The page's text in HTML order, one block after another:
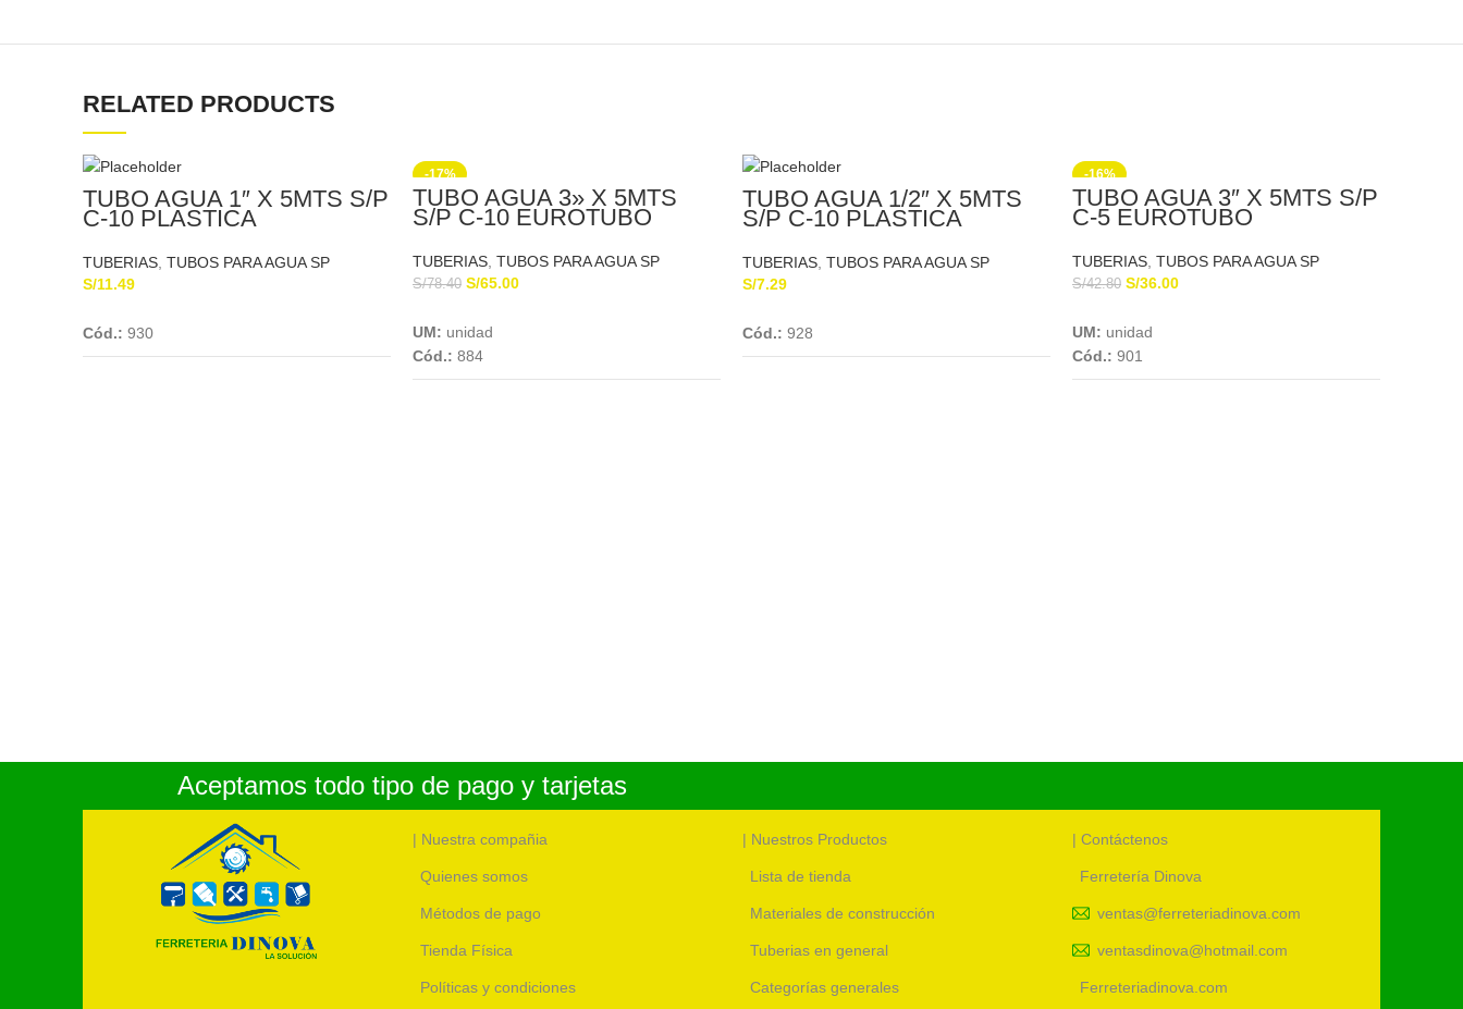
RELATED PRODUCTS
TUBO AGUA 1″ X 5MTS S/P
C-10 PLASTICA
TUBERIAS, TUBOS PARA AGUA SP
S/11.49
Cód.: 930
-17%
TUBO AGUA 3» X 5MTS
S/P C-10 EUROTUBO
TUBERIAS TUBOS PARA AGUA SP
S/78.40 S/65.00
UM: unidad
Cód.: 884
TUBO AGUA 1/2″ X 5MTS
S/P C-10 PLASTICA
TUBERIAS, TUBOS PARA AGUA SP
S/7.29
Cód.: 928
-16%
TUBO AGUA 3″ X 5MTS S/P
C-5 EUROTUBO
TUBERIAS TUBOS PARA AGUA SP
S/42.80 S/36.00
UM: unidad
Cód.: 901
Aceptamos todo tipo de pago y tarjetas
| Nuestra compañia
Quienes somos
Métodos de pago
Tienda Física
Políticas y condiciones
| Nuestros Productos
Lista de tienda
Materiales de construcción
Tuberias en general
Categorías generales
| Contáctenos
Ferretería Dinova
ventas@ferreteriadinova.com
ventasdinova@hotmail.com
Ferreteriadinova.com